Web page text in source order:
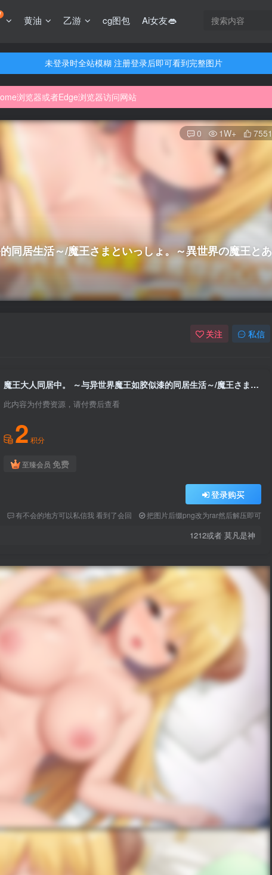
黄油 乙游 cg图包 Ai女友👄
未登录时全站模糊 注册登录后即可看到完整图片
未登录时全站模糊 注册登录后即可看到完整图片
浏览器或者Edge浏览器访问网站
资源已更新至5000多部
浏览器或者Edge浏览器访问网站
同居生活～/魔王さまといっしょ。～異世界の魔王とあ
0 1W+ 7551
关注 私信
魔王大人同居中。 ～与异世界魔王如胶似漆的同居生活～/魔王さまといっしょ。～異世界の魔王とあまあま同棲生活～（PC端）
此内容为付费资源，请付费后查看
2 积分
至臻会员 免费
登录购买
有不会的地方可以私信我 看到了会回 把图片后缀png改为rar然后解压即可
1212或者 莫凡是神